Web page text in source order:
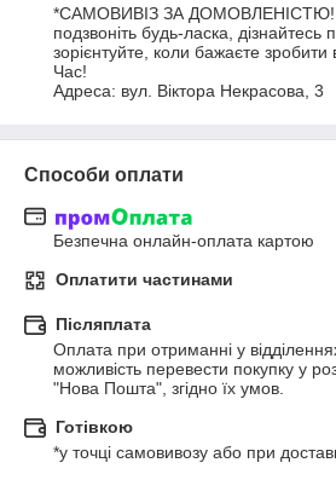
*САМОВИВІЗ ЗА ДОМОВЛЕНІСТЮ!
подзвоніть будь-ласка, дізнайтесь
зорієнтуйте, коли бажаєте зробити
Час!
Адреса: вул. Віктора Некрасова, 3
Способи оплати
Безпечна онлайн-оплата картою
Оплатити частинами
Післяплата
Оплата при отриманні у
можливість перевести покупку у
"Нова Пошта", згідно їх умов.
Готівкою
*у точці самовивозу або при